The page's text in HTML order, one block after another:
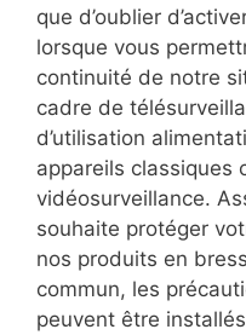
que d’oublier
lorsque vous
continuité de notre
cadre de
d’utilisation
appareils classiques
vidéosurveillance.
souhaite protéger
nos produits en
commun, les
peuvent être